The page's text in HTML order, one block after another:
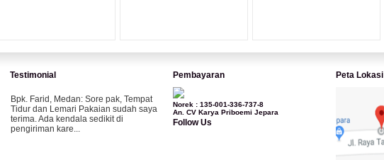
Testimonial
Bpk. Farid, Medan: Sore pak, Tempat
Tidur dan Lemari Pakaian sudah saya
terima. Ada kendala sedikit di
pengiriman kare...
Pembayaran
Norek : 135-001-336-737-8
An. CV Karya Priboemi Jepara
Follow Us
Peta Lokasi